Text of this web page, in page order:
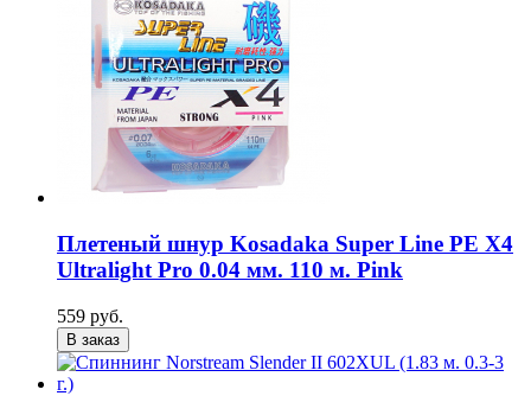
Плетеный шнур Kosadaka Super Line PE X4
Ultralight Pro 0.04 мм. 110 м. Pink
559 руб.
В заказ